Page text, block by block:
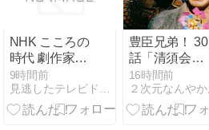
NHK こころの
時代 劇作家・
精神科医 胡桃
澤伸「われ過
てり 生きろ」
9時間前
豊臣兄弟！ 30
話「清須会
議」感想・ネ
タバレ 清須会
議の本当の勝
16時間前